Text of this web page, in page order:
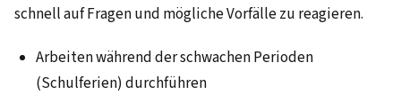
schnell auf Fragen und mögliche Vorfälle zu reagieren.
Arbeiten während der schwachen Perioden
(Schulferien) durchführen